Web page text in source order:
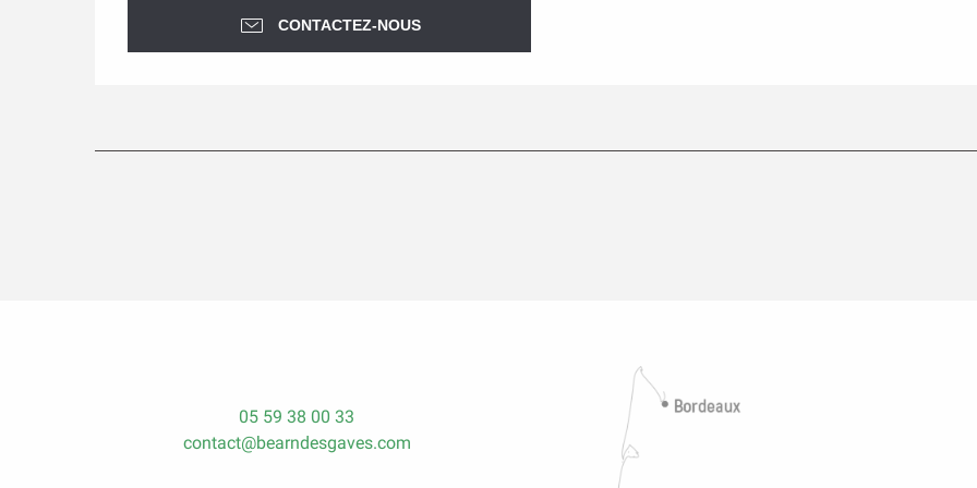
CONTACTEZ-NOUS
05 59 38 00 33
contact@bearndesgaves.com